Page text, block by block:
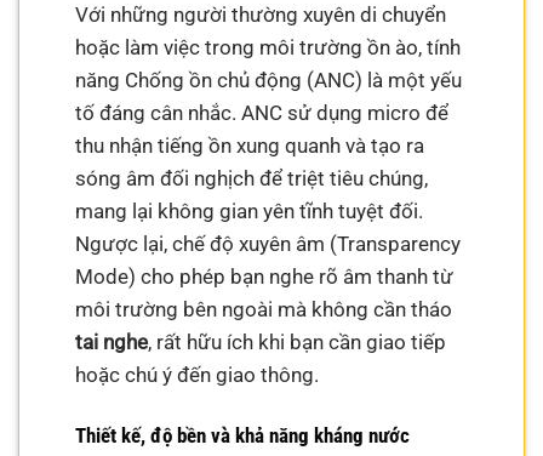
Với những người thường xuyên di chuyển
hoặc làm việc trong môi trường ồn ào, tính
năng Chống ồn chủ động (ANC) là một yếu
tố đáng cân nhắc. ANC sử dụng micro để
thu nhận tiếng ồn xung quanh và tạo ra
sóng âm đối nghịch để triệt tiêu chúng,
mang lại không gian yên tĩnh tuyệt đối.
Ngược lại, chế độ xuyên âm (Transparency
Mode) cho phép bạn nghe rõ âm thanh từ
môi trường bên ngoài mà không cần tháo
tai nghe, rất hữu ích khi bạn cần giao tiếp
hoặc chú ý đến giao thông.
Thiết kế, độ bền và khả năng kháng nước